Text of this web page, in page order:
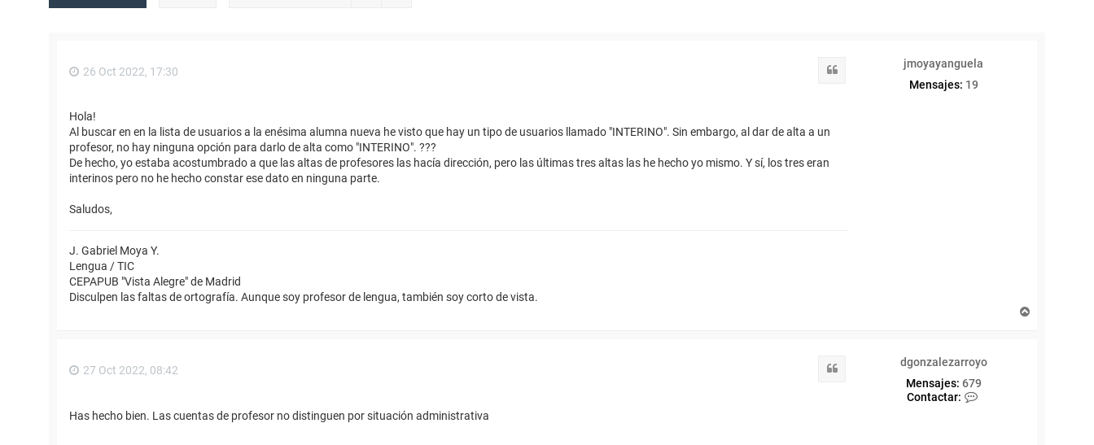
jmoyayanguela
Mensajes: 19
26 Oct 2022, 17:30
Hola!
Al buscar en en la lista de usuarios a la enésima alumna nueva he visto que hay un tipo de usuarios llamado "INTERINO". Sin embargo, al dar de alta a un
profesor, no hay ninguna opción para darlo de alta como "INTERINO". ???
De hecho, yo estaba acostumbrado a que las altas de profesores las hacía dirección, pero las últimas tres altas las he hecho yo mismo. Y sí, los tres eran
interinos pero no he hecho constar ese dato en ninguna parte.
Saludos,
J. Gabriel Moya Y.
Lengua / TIC
CEPAPUB "Vista Alegre" de Madrid
Disculpen las faltas de ortografía. Aunque soy profesor de lengua, también soy corto de vista.
dgonzalezarroyo
Mensajes: 679
Contactar:
27 Oct 2022, 08:42
Has hecho bien. Las cuentas de profesor no distinguen por situación administrativa